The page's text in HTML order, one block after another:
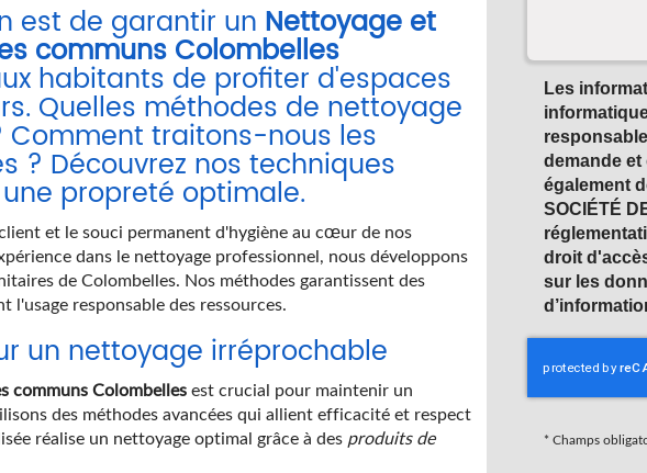
est de garantir un Nettoyage et
communs Colombelles
habitants de profiter d'espaces
Quelles méthodes de nettoyage
Comment traitons-nous les
? Découvrez nos techniques
propreté optimale.
et le souci permanent d'hygiène au cœur de nos
dans le nettoyage professionnel, nous développons
de Colombelles. Nos méthodes garantissent des
responsable des ressources.
un nettoyage irréprochable
communs Colombelles est crucial pour maintenir un
des méthodes avancées qui allient efficacité et respect
réalise un nettoyage optimal grâce à des produits de
Les
demande
également
SOCIÉTÉ
droit
sur les
* Champs